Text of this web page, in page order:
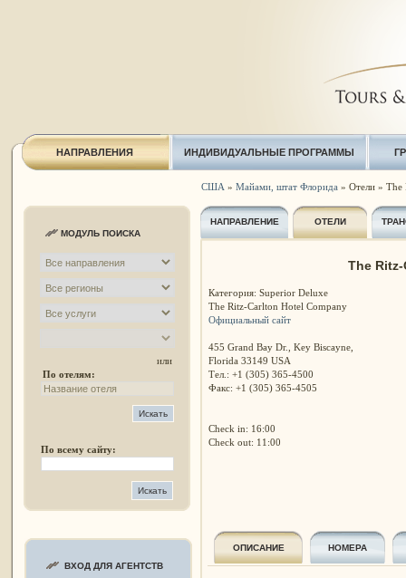
НАПРАВЛЕНИЯ ИНДИВИДУАЛЬНЫЕ ПРОГРАММЫ
МОДУЛЬ ПОИСКА
или
По отелям:
По всему сайту:
ВХОД ДЛЯ АГЕНТСТВ
США » Майами, штат Флорида » Отели » The
НАПРАВЛЕНИЕ ОТЕЛИ
The
Категория: Superior Deluxe
The Ritz-Carlton Hotel Company
Официальный сайт
455 Grand Bay Dr., Key Biscayne,
Florida 33149 USA
Тел.: +1 (305) 365-4500
Факс: +1 (305) 365-4505
Check in: 16:00
Check out: 11:00
ОПИСАНИЕ НОМЕРА